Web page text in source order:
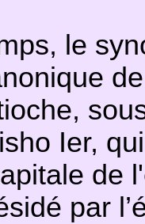
le
Ier,
de
par